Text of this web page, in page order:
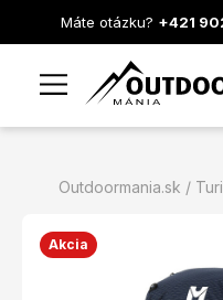
Máte otázku? +421
Outdoormania.sk
Akcia